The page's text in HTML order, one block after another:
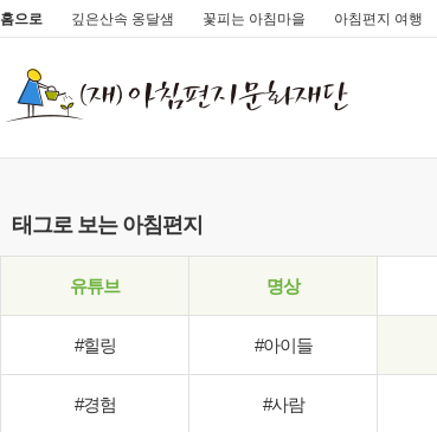
홈으로 깊은산속 옹달샘 꽃피는 아침마을 아침편지 여행
태그로 보는 아침편지
유튜브 명상
#힐링 #아이들
#경험 #사람